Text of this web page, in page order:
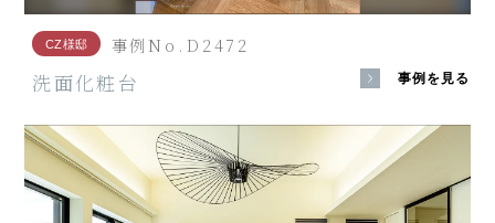
CZ様邸 事例No.D2472
洗面化粧台 事例を見る